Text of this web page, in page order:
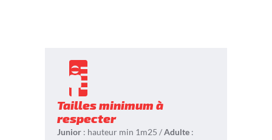
Tailles minimum à
respecter
Junior : hauteur min 1m25 /Adulte :